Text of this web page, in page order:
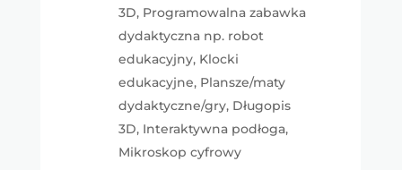
3D, Programowalna zabawka
dydaktyczna np. robot
edukacyjny, Klocki
edukacyjne, Plansze/maty
dydaktyczne/gry, Długopis
3D, Interaktywna podłoga,
Mikroskop cyfrowy